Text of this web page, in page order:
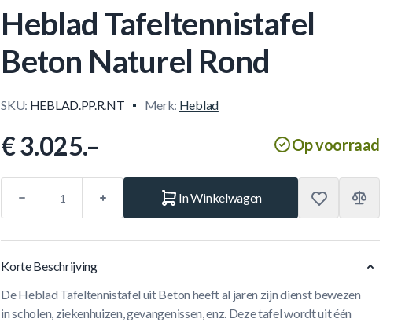
Heblad Tafeltennistafel
Beton Naturel Rond
SKU: HEBLAD.PP.R.NT Merk: Heblad
€ 3.025.– Op voorraad
In Winkelwagen
Korte Beschrijving
De Heblad Tafeltennistafel uit Beton heeft al jaren zijn dienst bewezen
in scholen, ziekenhuizen, gevangenissen, enz. Deze tafel wordt uit één